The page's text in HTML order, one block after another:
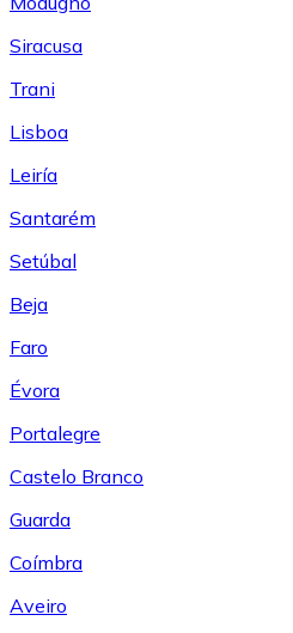
Siracusa
Trani
Lisboa
Leiría
Santarém
Setúbal
Beja
Faro
Évora
Portalegre
Castelo Branco
Guarda
Coímbra
Aveiro